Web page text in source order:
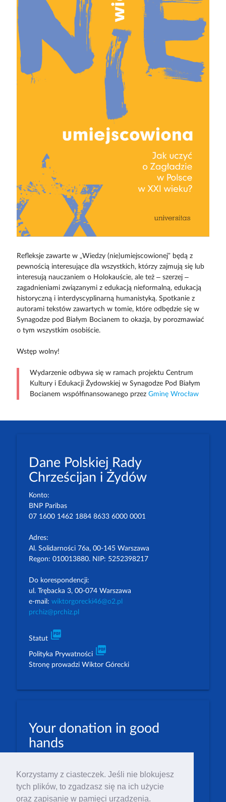
Korzystamy z ciasteczek. Jeśli nie blokujesz
tych plików, to zgadzasz się na ich użycie
oraz zapisanie w pamięci urządzenia.
Refleksje zawarte w „Wiedzy (nie)umiejscowionej” będą z
pewnością interesujące dla wszystkich, którzy zajmują się lub
interesują nauczaniem o Holokauście, ale też – szerzej –
zagadnieniami związanymi z edukacją nieformalną, edukacją
historyczną i interdyscyplinarną humanistyką. Spotkanie z
autorami tekstów zawartych w tomie, które odbędzie się w
Synagodze pod Białym Bocianem to okazja, by porozmawiać
o tym wszystkim osobiście.
Wstęp wolny!
Wydarzenie odbywa się w ramach projektu Centrum
Kultury i Edukacji Żydowskiej w Synagodze Pod Białym
Bocianem współfinansowanego przez Gminę Wrocław
Dane Polskiej Rady
Chrześcijan i Żydów
Konto:
BNP Paribas
07 1600 1462 1884 8633 6000 0001
Adres:
Al. Solidarności 76a, 00-145 Warszawa
Regon: 010013880. NIP: 5252398217
Do korespondencji:
ul. Trębacka 3, 00-074 Warszawa
e-mail: wiktorgorecki46@o2.pl
prchiz@prchiz.pl
Statut picture_as_pdf
Polityka Prywatności picture_as_pdf
Stronę prowadzi Wiktor Górecki
Your donation in good
hands
EUR: 23 1600 1462 1884 8633 6000 0004
Numer IBAN: PL23 1 600 1462 1884 8633 6000